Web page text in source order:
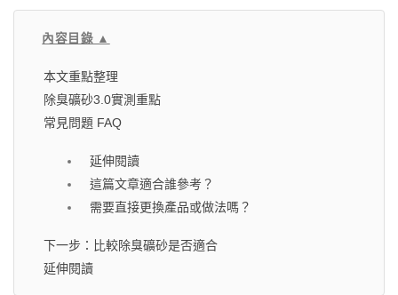
內容目錄 ▲
本文重點整理
除臭礦砂3.0實測重點
常見問題 FAQ
延伸閱讀
這篇文章適合誰參考？
需要直接更換產品或做法嗎？
下一步：比較除臭礦砂是否適合
延伸閱讀